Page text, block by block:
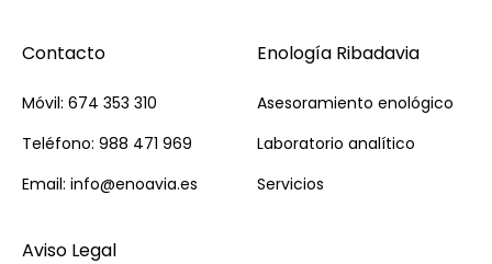
Contacto
Móvil: 674 353 310
Teléfono: 988 471 969
Email: info@enoavia.es
Enología Ribadavia
Asesoramiento enológico
Laboratorio analítico
Servicios
Aviso Legal